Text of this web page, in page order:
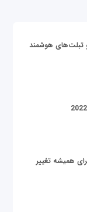
تبلت‌های هوشمند
همیشه تغییر